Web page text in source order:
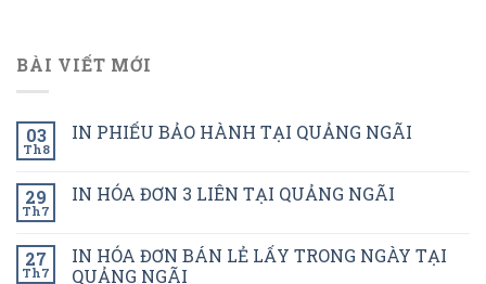
BÀI VIẾT MỚI
03
Th8
IN PHIẾU BẢO HÀNH TẠI QUẢNG NGÃI
29
Th7
IN HÓA ĐƠN 3 LIÊN TẠI QUẢNG NGÃI
27
Th7
IN HÓA ĐƠN BÁN LẺ LẤY TRONG NGÀY TẠI
QUẢNG NGÃI